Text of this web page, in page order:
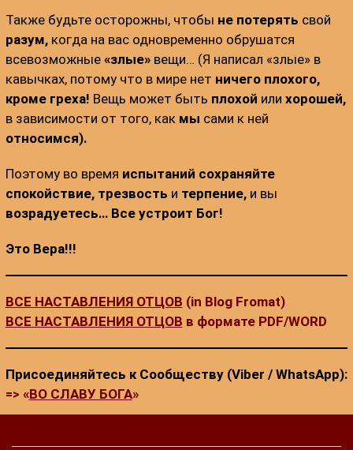
Также будьте осторожны, чтобы не потерять свой
разум,когда на вас одновременно обрушатся
всевозможные «злые»вещи… (Я написал «злые» в
кавычках, потому что в мире нет ничего плохого,
кроме греха! Вещь может быть плохой или хорошей,
в зависимости от того, как мы сами к ней
относимся).
Поэтому во время испытаний сохраняйте
спокойствие, трезвость и терпение,и вы
возрадуетесь… Все устроит Бог!
Это Вера!!!
ВСЕ НАСТАВЛЕНИЯ ОТЦОВ (in Blog Fromat)
ВСЕ НАСТАВЛЕНИЯ ОТЦОВ в формате PDF/WORD
Присоединяйтесь к Сообществу (Viber / WhatsApp):
=> «ВО СЛАВУ БОГА»